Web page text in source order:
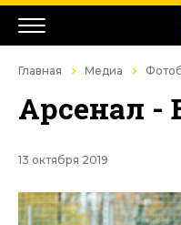
Главная Медиа
Арсенал -
13 октября 2019